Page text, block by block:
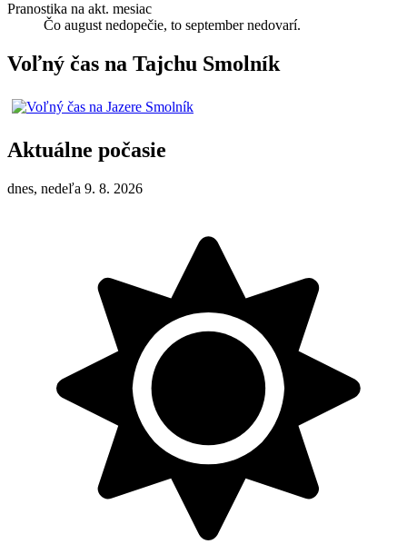
Pranostika na akt. mesiac
Čo august nedopečie, to september nedovarí.
Voľný čas na Tajchu Smolník
Aktuálne počasie
dnes, nedeľa 9. 8. 2026